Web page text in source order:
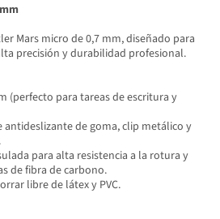
Mars micro de 0,7 mm, diseñado para
precisión y durabilidad profesional.
(perfecto para tareas de escritura y
antideslizante de goma, clip metálico y
para alta resistencia a la rotura y
de fibra de carbono.
libre de látex y PVC.